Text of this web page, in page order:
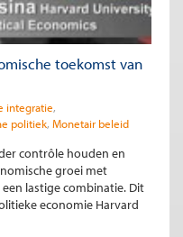
toekomst van
integratie
politiek Monetair beleid
contrôle houden en
groei met
lastige combinatie. Dit
economie Harvard